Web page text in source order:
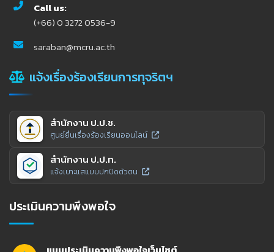
Call us:
(+66) 0 3272 0536-9
saraban@mcru.ac.th
แจ้งเรื่องร้องเรียนการทุจริตฯ
สำนักงาน ป.ป.ช.
ศูนย์ยื่นเรื่องร้องเรียนออนไลน์
สำนักงาน ป.ป.ท.
แจ้งเบาะแสแบบปกปิดตัวตน
ประเมินความพึงพอใจ